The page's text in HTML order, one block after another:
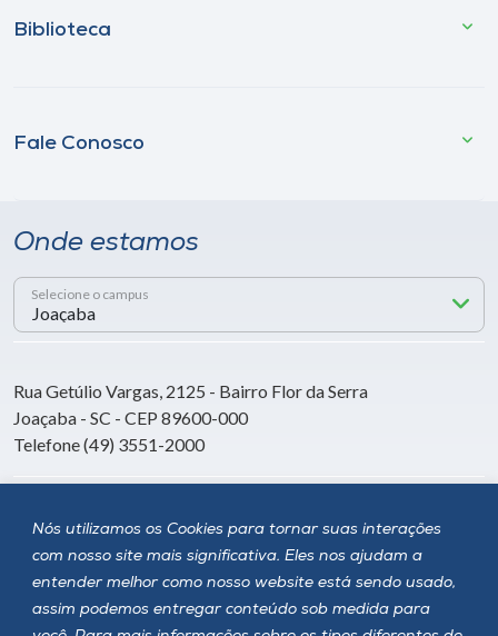
Nós utilizamos os Cookies para tornar suas interações
com nosso site mais significativa. Eles nos ajudam a
entender melhor como nosso website está sendo usado,
assim podemos entregar conteúdo sob medida para
Biblioteca
Fale Conosco
Onde estamos
Selecione o campus
Rua Getúlio Vargas, 2125 - Bairro Flor da Serra
Joaçaba - SC - CEP 89600-000
Telefone (49) 3551-2000
Siga a Unoesc